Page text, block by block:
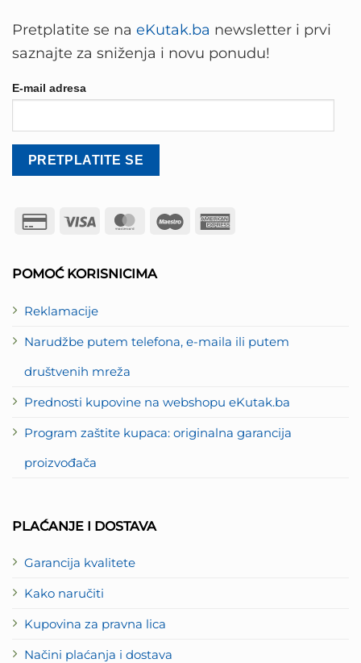
POMOĆ KORISNICIMA
Reklamacije
Narudžbe putem telefona, e-maila ili putem
društvenih mreža
Prednosti kupovine na webshopu eKutak.ba
Program zaštite kupaca: originalna garancija
proizvođača
PLAĆANJE I DOSTAVA
Garancija kvalitete
Kako naručiti
Kupovina za pravna lica
Načini plaćanja i dostava
Pretplatite se na eKutak.ba newsletter i prvi
saznajte za sniženja i novu ponudu!
E-mail adresa
Credit
Visa MasterCard
Maestro